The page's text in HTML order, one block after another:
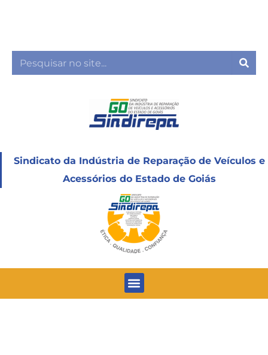
conteúdo
Sindicato da Indústria de Reparação de Veículos e
Acessórios do Estado de Goiás
Menu